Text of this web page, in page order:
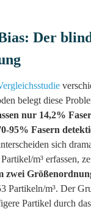
Der
belegt diese
nur 14,2%
95% Fasern
sich
m³ erfassen,
zwei
Partikeln/m³. Der
Partikel durch